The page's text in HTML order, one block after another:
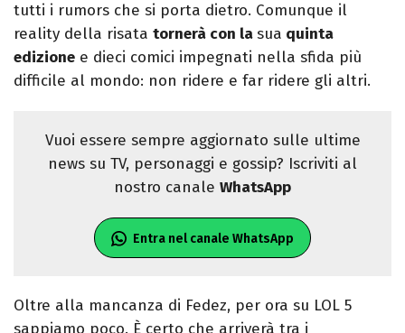
tutti i rumors che si porta dietro. Comunque il
reality della risata tornerà con lasua quinta
edizione e dieci comici impegnati nella sfida più
difficile al mondo: non ridere e far ridere gli altri.
Vuoi essere sempre aggiornato sulle ultime
news su TV, personaggi e gossip? Iscriviti al
nostro canale WhatsApp
Entra nel canale WhatsApp
Oltre alla mancanza di Fedez, per ora su LOL 5